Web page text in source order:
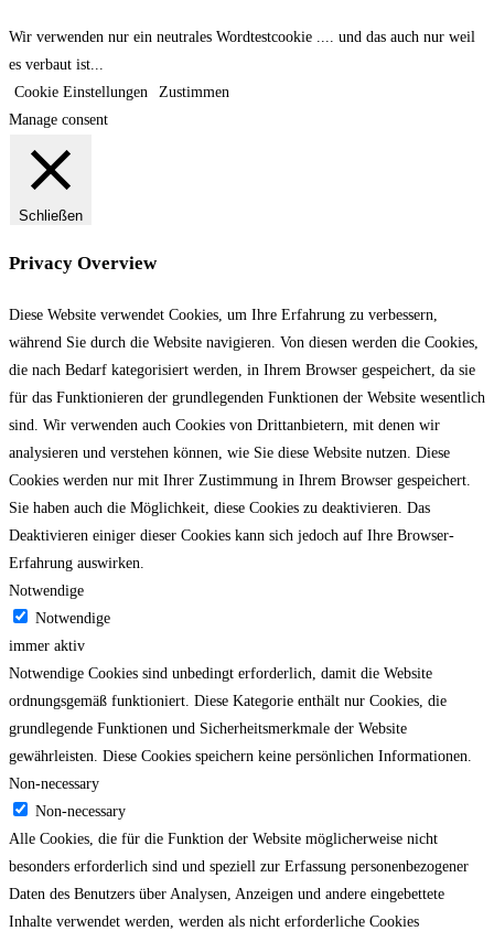
Wir verwenden nur ein neutrales Wordtestcookie .... und das auch nur weil
es verbaut ist...
Cookie Einstellungen
Zustimmen
Manage consent
Schließen
Privacy Overview
Diese Website verwendet Cookies, um Ihre Erfahrung zu verbessern,
während Sie durch die Website navigieren. Von diesen werden die Cookies,
die nach Bedarf kategorisiert werden, in Ihrem Browser gespeichert, da sie
für das Funktionieren der grundlegenden Funktionen der Website wesentlich
sind. Wir verwenden auch Cookies von Drittanbietern, mit denen wir
analysieren und verstehen können, wie Sie diese Website nutzen. Diese
Cookies werden nur mit Ihrer Zustimmung in Ihrem Browser gespeichert.
Sie haben auch die Möglichkeit, diese Cookies zu deaktivieren. Das
Deaktivieren einiger dieser Cookies kann sich jedoch auf Ihre Browser-
Erfahrung auswirken.
Notwendige
Notwendige
immer aktiv
Notwendige Cookies sind unbedingt erforderlich, damit die Website
ordnungsgemäß funktioniert. Diese Kategorie enthält nur Cookies, die
grundlegende Funktionen und Sicherheitsmerkmale der Website
gewährleisten. Diese Cookies speichern keine persönlichen Informationen.
Non-necessary
Non-necessary
Alle Cookies, die für die Funktion der Website möglicherweise nicht
besonders erforderlich sind und speziell zur Erfassung personenbezogener
Daten des Benutzers über Analysen, Anzeigen und andere eingebettete
Inhalte verwendet werden, werden als nicht erforderliche Cookies